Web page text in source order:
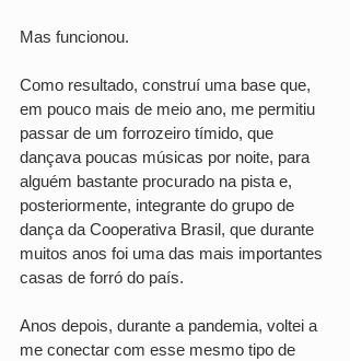
Mas funcionou.
Como resultado, construí uma base que,
em pouco mais de meio ano, me permitiu
passar de um forrozeiro tímido, que
dançava poucas músicas por noite, para
alguém bastante procurado na pista e,
posteriormente, integrante do grupo de
dança da Cooperativa Brasil, que durante
muitos anos foi uma das mais importantes
casas de forró do país.
Anos depois, durante a pandemia, voltei a
me conectar com esse mesmo tipo de